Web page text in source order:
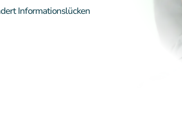
Informationslücken